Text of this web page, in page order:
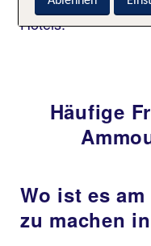
Hotels.
Häufige
Wo ist es
zu machen